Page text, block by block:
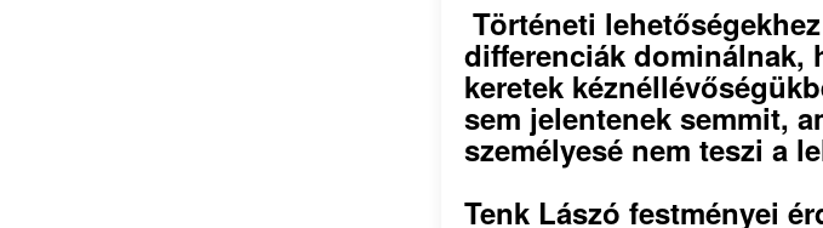
Történeti
differenciák dominálnak,
keretek
sem jelentenek semmit,
személyesé nem teszi a
Tenk Lászó festményei